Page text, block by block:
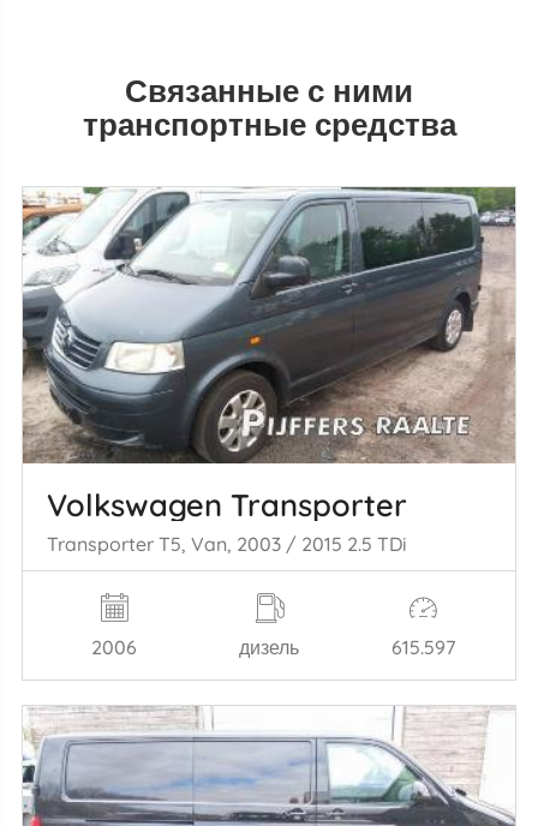
Связанные с ними
транспортные средства
Volkswagen Transporter
Transporter T5, Van, 2003 / 2015 2.5 TDi
2006 дизель 615.597